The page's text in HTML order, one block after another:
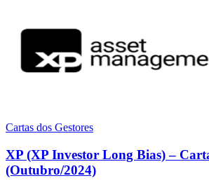
Cartas dos Gestores
XP (XP Investor Long Bias) –
(Outubro/2024)